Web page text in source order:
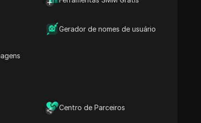
Gerador de nomes de usuário
Centro de Parceiros
Descobrindo as
deste